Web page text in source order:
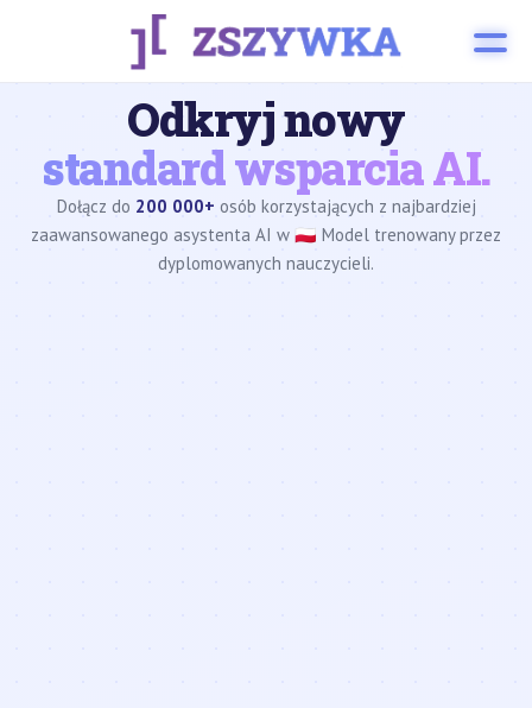
Odkryj nowy
standard wsparcia AI.
Dołącz do 200 000+ osób korzystających z najbardziej
zaawansowanego asystenta AI w 🇵🇱 Model trenowany przez
dyplomowanych nauczycieli.